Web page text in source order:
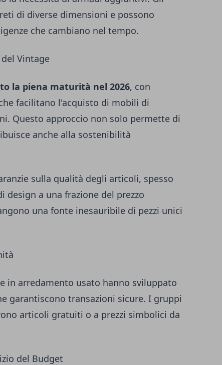
di diverse dimensioni e possono
che cambiano nel tempo.
Vintage
la piena maturità nel 2026, con
facilitano l'acquisto di mobili di
Questo approccio non solo permette di
anche alla sostenibilità
sulla qualità degli articoli, spesso
design a una frazione del prezzo
una fonte inesauribile di pezzi unici
in arredamento usato hanno sviluppato
garantiscono transazioni sicure. I gruppi
articoli gratuiti o a prezzi simbolici da
del Budget